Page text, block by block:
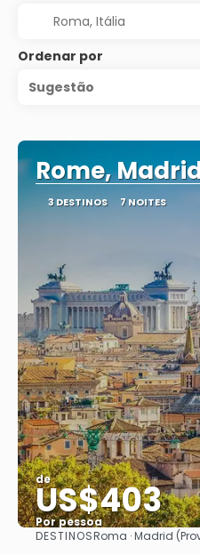
Ordenar por
Sugestão
Rome,
3 DESTINOS 7 NOITES
de
US$403
Por pessoa
DESTINOSRoma · Madrid